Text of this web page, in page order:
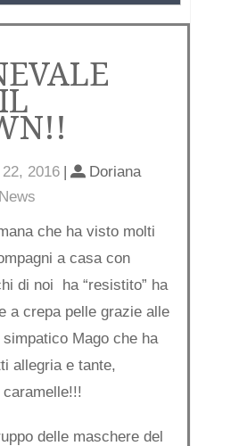
2016 |
Doriana
News
che ha visto molti
a casa con
di noi ha “resistito” ha
a crepa pelle grazie alle
simpatico Mago che ha
allegria e tante,
delle maschere del